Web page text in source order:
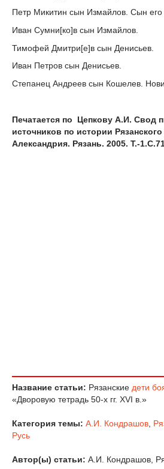
Петр Микитин сын Измайлов. Сын его
Иван Сумни[ко]в сын Измайлов.
Тимофей Дмитри[е]в сын Денисьев.
Иван Петров сын Денисьев.
Степанец Андреев сын Кошелев.
Печатается по Цепкову А.И. Свод
источников по истории Рязанского
Александрия. Рязань. 2005. Т.-
Название статьи: Рязанские дети
«Дворовую тетрадь 50-х гг. XVI в.»
Категория темы: А.И. Кондрашов,
Русь
Автор(ы) статьи: А.И. Кондрашов,